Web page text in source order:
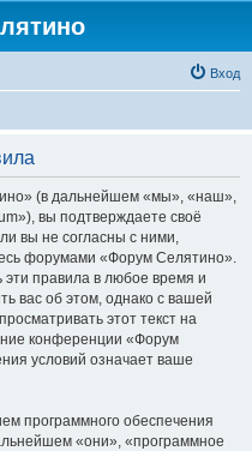
Вход
(в дальнейшем «мы», «наш»,
вы подтверждаете своё
вы не согласны с ними,
форумами «Форум Селятино».
правила в любое время и
вас об этом, однако с вашей
этот текст на
конференции «Форум
условий означает ваше
программного обеспечения
«они», «программное